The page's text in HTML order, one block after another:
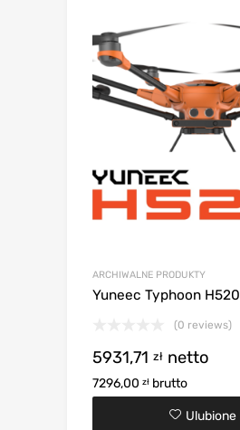
ARCHIWALNE PRODUKTY
Yuneec Typhoon H520
(0 reviews)
5931,71 zł netto
7296,00 zł brutto
Ulubione